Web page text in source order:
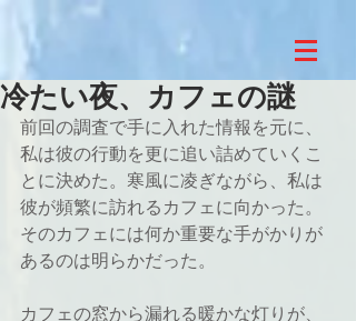
冷たい夜、カフェの謎
前回の調査で手に入れた情報を元に、
私は彼の行動を更に追い詰めていくこ
とに決めた。寒風に凌ぎながら、私は
彼が頻繁に訪れるカフェに向かった。
そのカフェには何か重要な手がかりが
あるのは明らかだった。
カフェの窓から漏れる暖かな灯りが、